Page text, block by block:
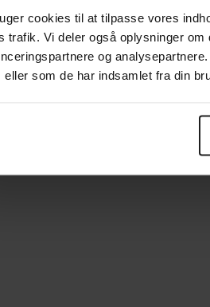
cookies til at tilpasse vores
trafik. Vi deler også oplysninger
og
eller som de har indsamlet fra din